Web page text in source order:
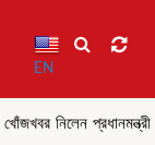
EN
নিলেন প্রধানমন্ত্রী